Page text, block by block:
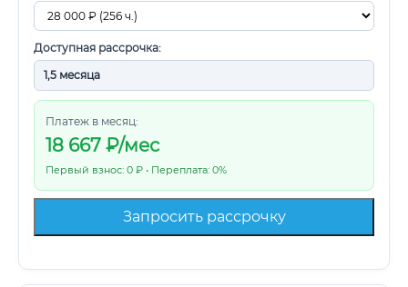
Доступная рассрочка:
Платеж в месяц:
18 667 ₽/мес
Первый взнос: 0 ₽ • Переплата: 0%
Запросить рассрочку